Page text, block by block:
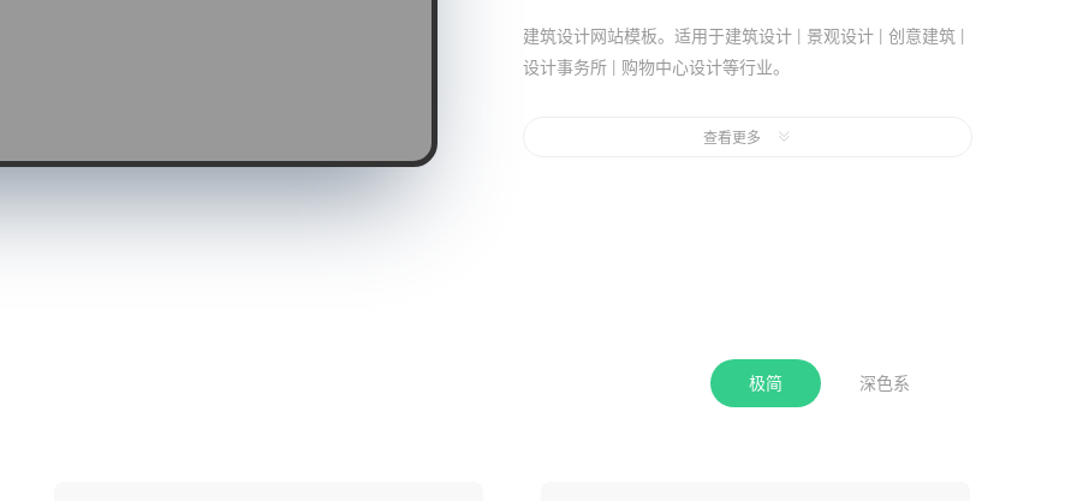
建筑设计网站模板。适用于建筑设计 | 景观设计 | 创意建筑 |
设计事务所 | 购物中心设计等行业。
查看更多
极简 深色系